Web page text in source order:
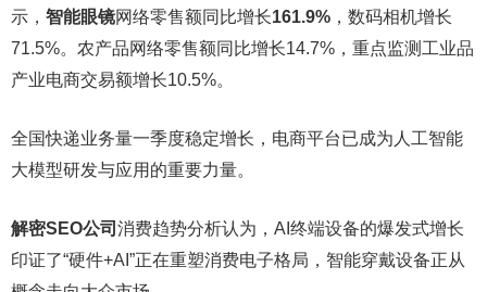
示， 智能眼镜网络零售额同比增长161.9% ，数码相机增长
71.5%。农产品网络零售额同比增长14.7%，重点监测工业品
产业电商交易额增长10.5%。
全国快递业务量一季度稳定增长，电商平台已成为人工智能
大模型研发与应用的重要力量。
解密SEO公司 消费趋势分析认为，AI终端设备的爆发式增长
印证了“硬件+AI”正在重塑消费电子格局，智能穿戴设备正从